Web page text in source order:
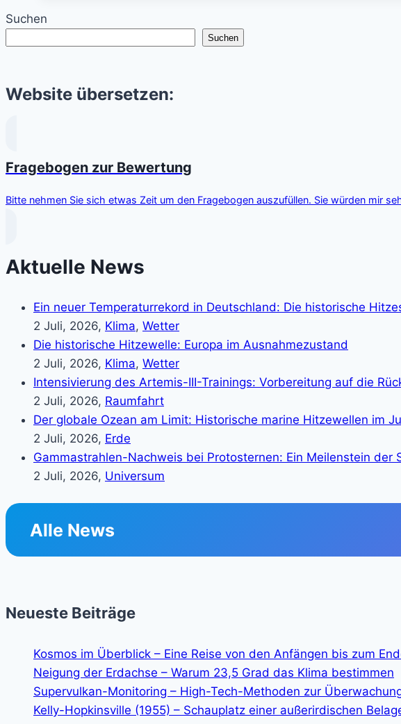
Suchen
Suchen
Website übersetzen:
Fragebogen zur Bewertung
Bitte nehmen Sie sich etwas Zeit um den Fragebogen auszufüllen. Sie würden mir
Aktuelle News
Ein neuer Temperaturrekord in Deutschland: Die historische
2 Juli, 2026, Klima, Wetter
Die historische Hitzewelle: Europa im Ausnahmezustand
2 Juli, 2026, Klima, Wetter
Intensivierung des Artemis-III-Trainings: Vorbereitung auf die
2 Juli, 2026, Raumfahrt
Der globale Ozean am Limit: Historische marine Hitzewellen im
2 Juli, 2026, Erde
Gammastrahlen-Nachweis bei Protosternen: Ein Meilenstein der
2 Juli, 2026, Universum
Alle News
Neueste Beiträge
Kosmos im Überblick – Eine Reise von den Anfängen bis zum
Neigung der Erdachse – Warum 23,5 Grad das Klima bestimmen
Supervulkan-Monitoring – High-Tech-Methoden zur
Kelly-Hopkinsville (1955) – Schauplatz einer außerirdischen